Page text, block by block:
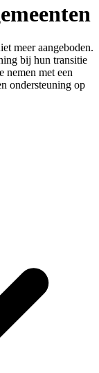
meer aangeboden.
bij hun transitie
nemen met een
ondersteuning op